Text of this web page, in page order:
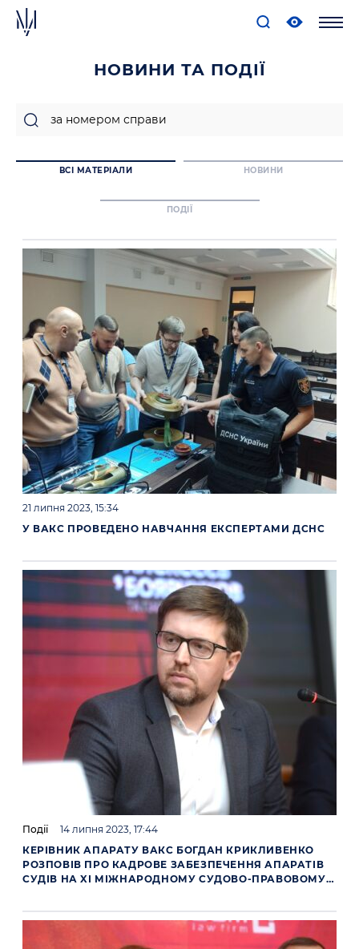
НОВИНИ ТА ПОДІЇ
ВСІ МАТЕРІАЛИ НОВИНИ
ПОДІЇ
21 липня 2023, 15:34
У ВАКС ПРОВЕДЕНО НАВЧАННЯ ЕКСПЕРТАМИ ДСНС
Події
14 липня 2023, 17:44
КЕРІВНИК АПАРАТУ ВАКС БОГДАН КРИКЛИВЕНКО
РОЗПОВІВ ПРО КАДРОВЕ ЗАБЕЗПЕЧЕННЯ АПАРАТІВ
СУДІВ НА XI МІЖНАРОДНОМУ СУДОВО-ПРАВОВОМУ